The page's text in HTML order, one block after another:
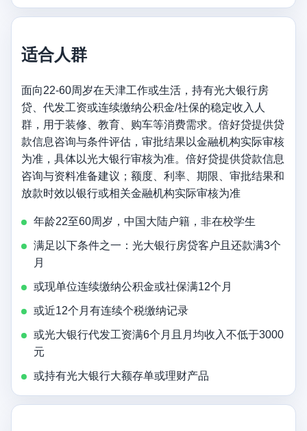
适合人群
面向22-60周岁在天津工作或生活，持有光大银行房
贷、代发工资或连续缴纳公积金/社保的稳定收入人
群，用于装修、教育、购车等消费需求。倍好贷提供贷
款信息咨询与条件评估，审批结果以金融机构实际审核
为准，具体以光大银行审核为准。倍好贷提供贷款信息
咨询与资料准备建议；额度、利率、期限、审批结果和
放款时效以银行或相关金融机构实际审核为准
年龄22至60周岁，中国大陆户籍，非在校学生
满足以下条件之一：光大银行房贷客户且还款满3个
月
或现单位连续缴纳公积金或社保满12个月
或近12个月有连续个税缴纳记录
或光大银行代发工资满6个月且月均收入不低于3000
元
或持有光大银行大额存单或理财产品